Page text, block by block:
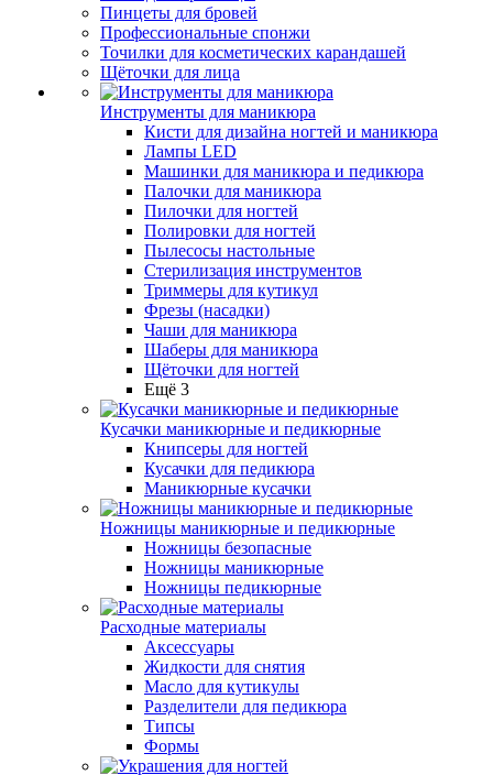
Пинцеты для бровей
Профессиональные спонжи
Точилки для косметических карандашей
Щёточки для лица
Инструменты для маникюра
Кисти для дизайна ногтей и маникюра
Лампы LED
Машинки для маникюра и педикюра
Палочки для маникюра
Пилочки для ногтей
Полировки для ногтей
Пылесосы настольные
Стерилизация инструментов
Триммеры для кутикул
Фрезы (насадки)
Чаши для маникюра
Шаберы для маникюра
Щёточки для ногтей
Ещё 3
Кусачки маникюрные и педикюрные
Книпсеры для ногтей
Кусачки для педикюра
Маникюрные кусачки
Ножницы маникюрные и педикюрные
Ножницы безопасные
Ножницы маникюрные
Ножницы педикюрные
Расходные материалы
Аксессуары
Жидкости для снятия
Масло для кутикулы
Разделители для педикюра
Типсы
Формы